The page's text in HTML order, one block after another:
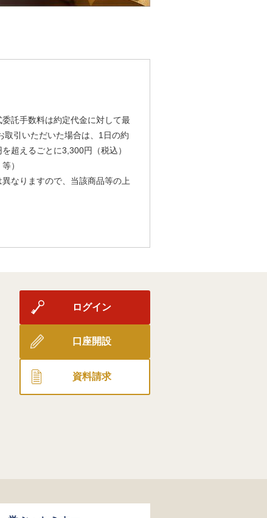
託手数料は約定代金に対して最
引いただいた場合は、1日の約
超えるごとに3,300円（税込）
）
なりますので、当該商品等の上
ログイン
口座開設
資料請求